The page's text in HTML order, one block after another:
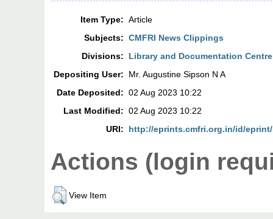
Item Type: Article
Subjects: CMFRI News Clippings
Divisions:
Library and Documentation Centre
Depositing User:
Mr. Augustine Sipson N A
Date Deposited: 02 Aug 2023 10:22
Last Modified: 02 Aug 2023 10:22
URI:
http://eprints.cmfri.org.in/id/eprint/
Actions (login
View Item